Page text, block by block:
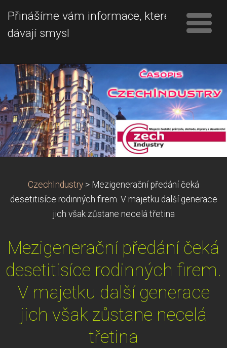
Přinášíme vám informace, které
dávají smysl
CzechIndustry > Mezigenerační předání čeká
desetitisíce rodinných firem. V majetku další generace
jich však zůstane necelá třetina
Mezigenerační předání čeká
desetitisíce rodinných firem.
V majetku další generace
jich však zůstane necelá
třetina